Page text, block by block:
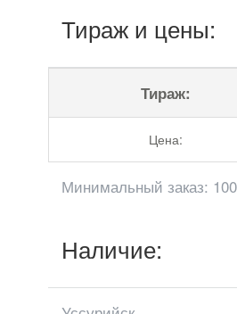
Тираж и цены:
Тираж:
Цена:
Минимальный заказ:
Наличие: